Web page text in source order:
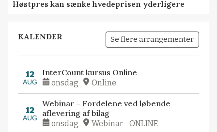
Høstpres kan sænke hvedeprisen yderligere
KALENDER Se flere arrangementer
12
AUG
InterCount kursus Online
onsdag Online
12
AUG
Webinar – Fordelene ved løbende
aflevering af bilag
onsdag Webinar - ONLINE